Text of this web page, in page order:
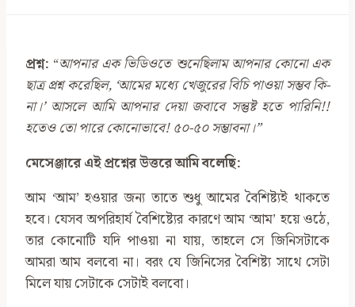
প্রশ্ন: “আপনার এক ভিডিওতে শুনেছিলাম আপনার কোনো এক
ছাত্র প্রশ্নকরেছিল, ‘আমের মধ্যে খেজুরের বিচি পাওয়া সম্ভব কি-
না।’ আসলে আমি আপনার দেয়া জবাবে সন্তুষ্ট হতে পারিনি!!
হতেও তো পারেকোনোভাবে! ৫০-৫০ সম্ভাবনা।”
মেসেঞ্জারে এই প্রশ্নের উত্তরে আমি বলেছি:
আম ‘আম’ হওয়ার জন্য তাতে শুধু আমের বৈশিষ্ট্যই থাকতে
হবে। যেসব অপরিহার্য বৈশিষ্ট্যের কারণে আম ‘আম’ হয়ে ওঠে,
তার কোনোটি যদি পাওয়া না যায়, তাহলে সে জিনিসটাকে
আমরা আম বলবো না। বরং যে জিনিসের বৈশিষ্ট্য সাথে সেটা
মিলে যায় সেটাকে সেটাই বলবো।